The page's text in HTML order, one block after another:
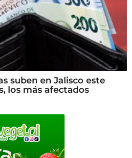
suben en Jalisco este
los más afectados